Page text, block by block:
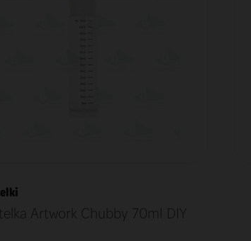
Artwork Chubby 70ml DIY